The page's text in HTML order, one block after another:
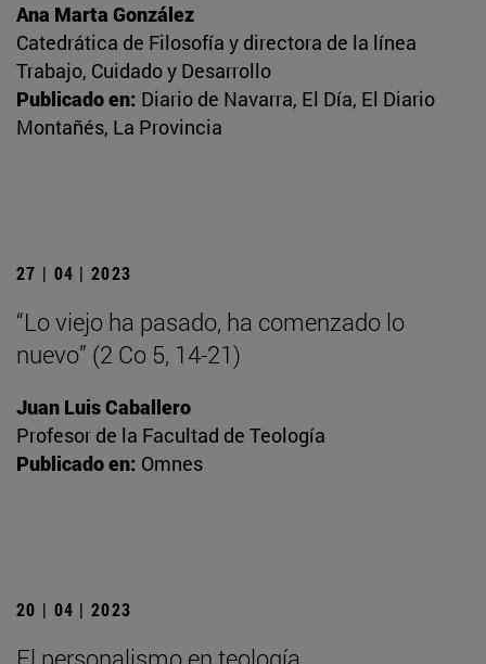
Ana Marta González
Catedrática de Filosofía y directora de la línea
Trabajo, Cuidado y Desarrollo
Publicado en: Diario de Navarra, El Día, El Diario
Montañés, La Provincia
27 | 04 | 2023
“Lo viejo ha pasado, ha comenzado lo
nuevo” (2 Co 5, 14-21)
Juan Luis Caballero
Profesor de la Facultad de Teología
Publicado en: Omnes
20 | 04 | 2023